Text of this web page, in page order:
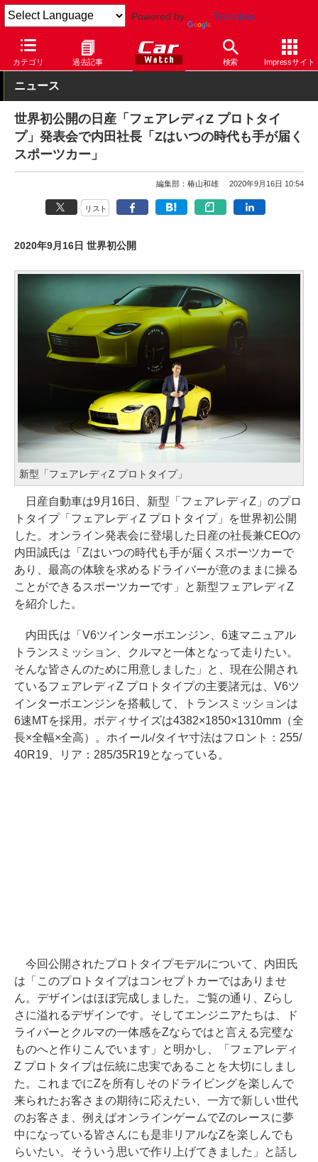
Powered by Translate
カテゴリ 過去記事 検索 Impressサイト
Car Watch 自動車 フェアレディZ
ニュース
世界初公開の日産「フェアレディZ プロトタイ
プ」発表会で内田社長「Zはいつの時代も手が届く
スポーツカー」
編集部：椿山和雄 2020年9月16日 10:54
リスト
2020年9月16日 世界初公開
新型「フェアレディZ プロトタイプ」
日産自動車は9月16日、新型「フェアレディZ」のプロ
トタイプ「フェアレディZ プロトタイプ」を世界初公開
した。オンライン発表会に登場した日産の社長兼CEOの
内田誠氏は「Zはいつの時代も手が届くスポーツカーで
あり、最高の体験を求めるドライバーが意のままに操る
ことができるスポーツカーです」と新型フェアレディZ
を紹介した。
内田氏は「V6ツインターボエンジン、6速マニュアル
トランスミッション、クルマと一体となって走りたい。
そんな皆さんのために用意しました」と、現在公開され
ているフェアレディZ プロトタイプの主要諸元は、V6ツ
インターボエンジンを搭載して、トランスミッションは
6速MTを採用。ボディサイズは4382×1850×1310mm（全
長×全幅×全高）。ホイール/タイヤ寸法はフロント：255/
40R19、リア：285/35R19となっている。
今回公開されたプロトタイプモデルについて、内田氏
は「このプロトタイプはコンセプトカーではありませ
ん。デザインはほぼ完成しました。ご覧の通り、Zらし
さに溢れるデザインです。そしてエンジニアたちは、ド
ライバーとクルマの一体感をZならではと言える完璧な
ものへと作りこんでいます」と明かし、「フェアレディ
Z プロトタイプは伝統に忠実であることを大切にしまし
た。これまでにZを所有しそのドライビングを楽しんで
来られたお客さまの期待に応えたい、一方で新しい世代
のお客さま、例えばオンラインゲームでZのレースに夢
中になっている皆さんにも是非リアルなZを楽しんでも
らいたい。そういう思いで作り上げてきました」と話し